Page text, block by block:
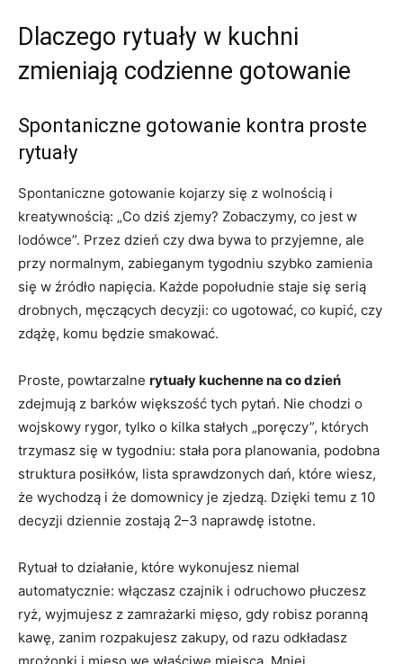
Dlaczego rytuały w kuchni
zmieniają codzienne gotowanie
Spontaniczne gotowanie kontra proste
rytuały
Spontaniczne gotowanie kojarzy się z wolnością i
kreatywnością: „Co dziś zjemy? Zobaczymy, co jest w
lodówce”. Przez dzień czy dwa bywa to przyjemne, ale
przy normalnym, zabieganym tygodniu szybko zamienia
się w źródło napięcia. Każde popołudnie staje się serią
drobnych, męczących decyzji: co ugotować, co kupić, czy
zdążę, komu będzie smakować.
Proste, powtarzalne rytuały kuchenne na co dzień
zdejmują z barków większość tych pytań. Nie chodzi o
wojskowy rygor, tylko o kilka stałych „poręczy”, których
trzymasz się w tygodniu: stała pora planowania, podobna
struktura posiłków, lista sprawdzonych dań, które wiesz,
że wychodzą i że domownicy je zjedzą. Dzięki temu z 10
decyzji dziennie zostają 2–3 naprawdę istotne.
Rytuał to działanie, które wykonujesz niemal
automatycznie: włączasz czajnik i odruchowo płuczesz
ryż, wyjmujesz z zamrażarki mięso, gdy robisz poranną
kawę, zanim rozpakujesz zakupy, od razu odkładasz